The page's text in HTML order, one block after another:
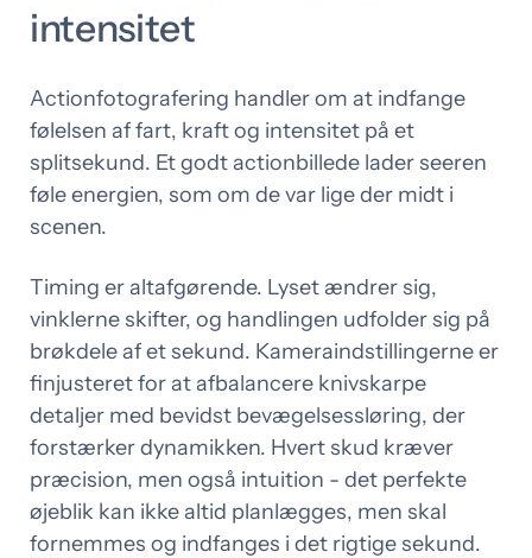
intensitet
Actionfotografering handler om at indfange
følelsen af fart, kraft og intensitet på et
splitsekund. Et godt actionbillede lader seeren
føle energien, som om de var lige der midt i
scenen.
Timing er altafgørende. Lyset ændrer sig,
vinklerne skifter, og handlingen udfolder sig på
brøkdele af et sekund. Kameraindstillingerne er
finjusteret for at afbalancere knivskarpe
detaljer med bevidst bevægelsessløring, der
forstærker dynamikken. Hvert skud kræver
præcision, men også intuition - det perfekte
øjeblik kan ikke altid planlægges, men skal
fornemmes og indfanges i det rigtige sekund.